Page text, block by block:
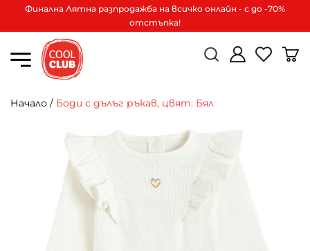
Финална Лятна разпродажба на всичко онлайн - с до -70%
отстъпка!
Начало / Боди с дълъг ръкав, цвят: Бял